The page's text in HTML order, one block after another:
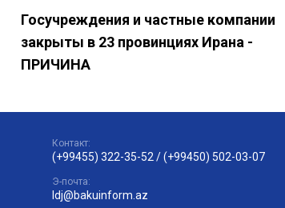
Госучреждения и частные компании
закрыты в 23 провинциях Ирана -
ПРИЧИНА
Контакт:
(+99455) 322-35-52 /(+99450) 502-03-07
Э-почта:
ldj@bakuinform.az